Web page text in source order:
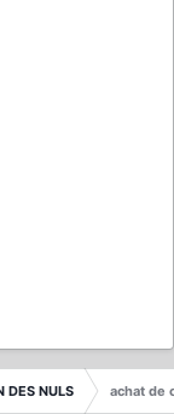
DES NULS achat de